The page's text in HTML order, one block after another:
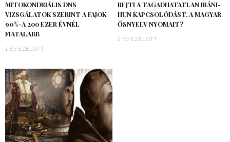
MITOKONDRIÁLIS DNS
VIZSGÁLATOK SZERINT A FAJOK
90%-A 200 EZER ÉVNÉL
FIATALABB
1 ÉV EZELŐTT
REJTI A TAGADHATATLAN IRÁNI-
HUN KAPCSOLÓDÁST, A MAGYAR
ŐSNYELV NYOMAIT?
2 ÉV EZELŐTT